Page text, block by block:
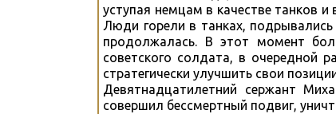
уступая немцам в качестве танков
Люди горели в танках,
продолжалась. В этот момент
советского солдата, в очередной
стратегически улучшить свои
Девятнадцатилетний сержант
совершил бессмертный подвиг,